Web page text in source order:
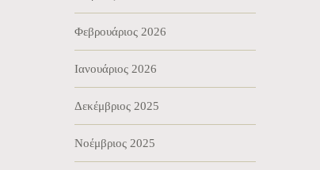
Φεβρουάριος 2026
Ιανουάριος 2026
Δεκέμβριος 2025
Νοέμβριος 2025